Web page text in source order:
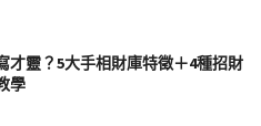
才靈？5大手相財庫特徵＋4種招財
學